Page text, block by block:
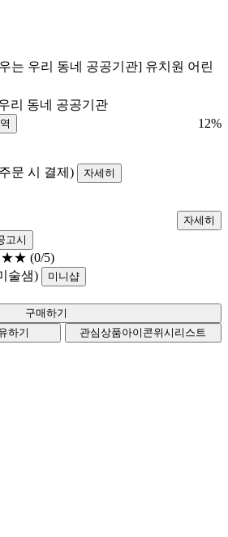
는 우리 동네 공공기관] 유치원 어린
리 동네 공공기관
12%
문 시 결제)
자세히
자세히
고시
(0/5)
술샘) 미니샵
하기 관심상품아이콘위시리스트